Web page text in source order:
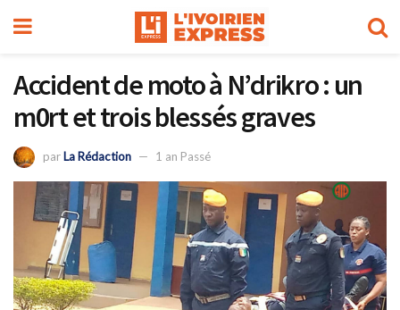
Accident de moto à N’drikro : un
m0rt et trois blessés graves
parLa Rédaction 1 an Passé